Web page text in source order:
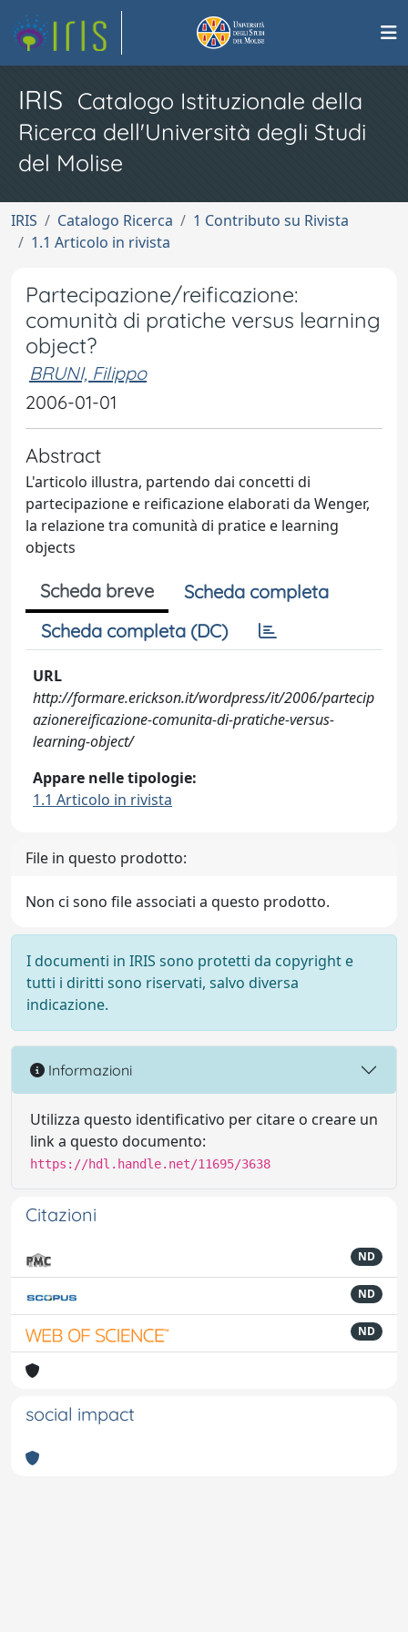
IRIS Catalogo Istituzionale della
Ricerca dell'Università degli Studi
del Molise
IRIS Catalogo Ricerca
1 Contributo su Rivista
1.1 Articolo in rivista
Partecipazione/reificazione:
comunità di pratiche versus learning
object?
BRUNI, Filippo
2006-01-01
Abstract
L'articolo illustra, partendo dai concetti di
partecipazione e reificazione elaborati da Wenger,
la relazione tra comunità di pratice e learning
objects
Scheda breve
Scheda completa
Scheda completa (DC)
URL
http://formare.erickson.it/wordpress/it/2006/partecip
azionereificazione-comunita-di-pratiche-versus-
learning-object/
Appare nelle tipologie:
1.1 Articolo in rivista
File in questo prodotto:
Non ci sono file associati a questo prodotto.
I documenti in IRIS sono protetti da copyright e
tutti i diritti sono riservati, salvo diversa
indicazione.
Informazioni
Utilizza questo identificativo per citare o creare un
link a questo documento:
https://hdl.handle.net/11695/3638
Citazioni
ND
ND
ND
social impact